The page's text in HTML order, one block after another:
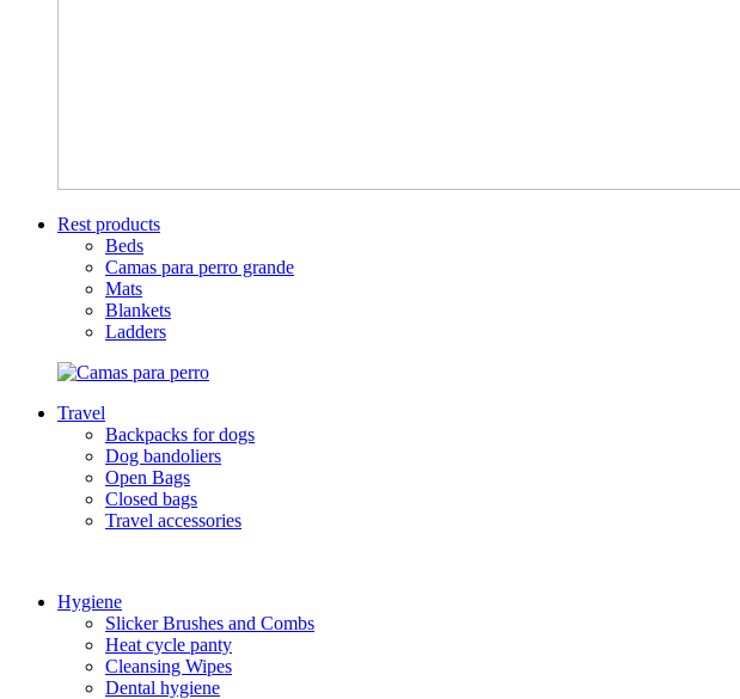
Rest products
Beds
Camas para perro grande
Mats
Blankets
Ladders
Travel
Backpacks for dogs
Dog bandoliers
Open Bags
Closed bags
Travel accessories
Hygiene
Slicker Brushes and Combs
Heat cycle panty
Cleansing Wipes
Dental hygiene